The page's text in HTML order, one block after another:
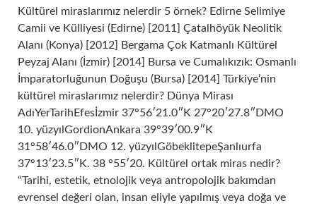
Kültürel miraslarımız nelerdir 5 örnek? Edirne Selimiye
Camii ve Külliyesi (Edirne) [2011] Çatalhöyük Neolitik
Alanı (Konya) [2012] Bergama Çok Katmanlı Kültürel
Peyzaj Alanı (İzmir) [2014] Bursa ve Cumalıkızık: Osmanlı
İmparatorluğunun Doğuşu (Bursa) [2014] Türkiye’nin
kültürel miraslarımız nelerdir? Dünya Mirası
AdıYerTarihEfesİzmir 37°56′21.0″K 27°20′27.8″DMO
10. yüzyılGordionAnkara 39°39′00.9″K
31°58′46.0″DMO 12. yüzyılGöbeklitepeŞanlıurfa
37°13′23.5″K. 38 °55′20. Kültürel ortak miras nedir?
“Tarihi, estetik, etnolojik veya antropolojik bakımdan
evrensel değeri olan, insan eliyle yapılmış veya doğa ve